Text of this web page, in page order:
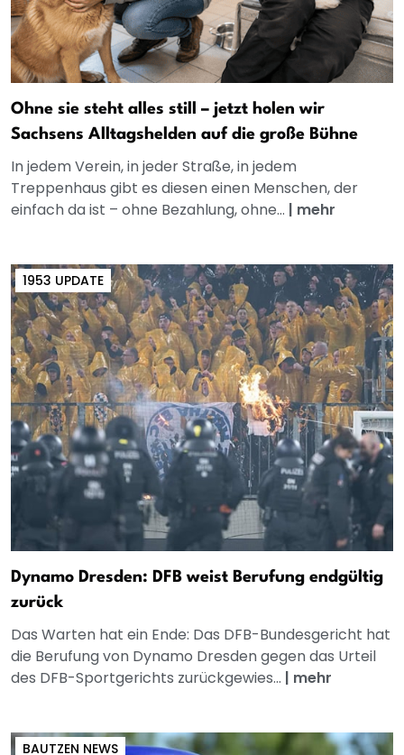
Ohne sie steht alles still – jetzt holen wir
Sachsens Alltagshelden auf die große Bühne
In jedem Verein, in jeder Straße, in jedem
Treppenhaus gibt es diesen einen Menschen, der
einfach da ist – ohne Bezahlung, ohne... | mehr
1953 UPDATE
Dynamo Dresden: DFB weist Berufung endgültig
zurück
Das Warten hat ein Ende: Das DFB-Bundesgericht hat
die Berufung von Dynamo Dresden gegen das Urteil
des DFB-Sportgerichts zurückgewies... | mehr
BAUTZEN NEWS